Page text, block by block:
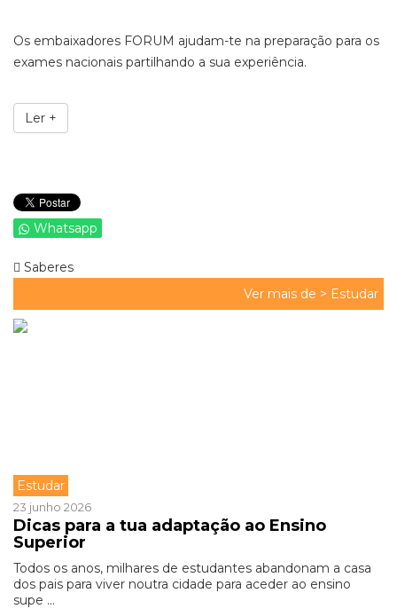
Os embaixadores FORUM ajudam-te na preparação para os
exames nacionais partilhando a sua experiência.
Ler +
Whatsapp
Saberes
Ver mais de > Estudar
Estudar
23 junho 2026
Dicas para a tua adaptação ao Ensino
Superior
Todos os anos, milhares de estudantes abandonam a casa
dos pais para viver noutra cidade para aceder ao ensino
supe ...